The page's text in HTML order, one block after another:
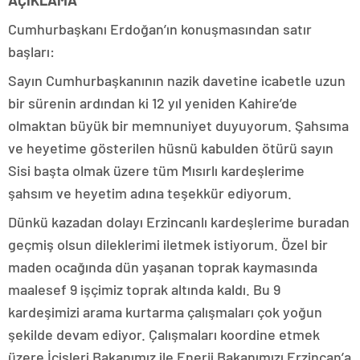
Cumhurbaşkanı Erdoğan’ın konuşmasından satır
başları:
Sayın Cumhurbaşkanının nazik davetine icabetle uzun
bir sürenin ardından ki 12 yıl yeniden Kahire’de
olmaktan büyük bir memnuniyet duyuyorum. Şahsıma
ve heyetime gösterilen hüsnü kabulden ötürü sayın
Sisi başta olmak üzere tüm Mısırlı kardeşlerime
şahsım ve heyetim adına teşekkür ediyorum.
Dünkü kazadan dolayı Erzincanlı kardeşlerime buradan
geçmiş olsun dileklerimi iletmek istiyorum. Özel bir
maden ocağında dün yaşanan toprak kaymasında
maalesef 9 işçimiz toprak altında kaldı. Bu 9
kardeşimizi arama kurtarma çalışmaları çok yoğun
şekilde devam ediyor. Çalışmaları koordine etmek